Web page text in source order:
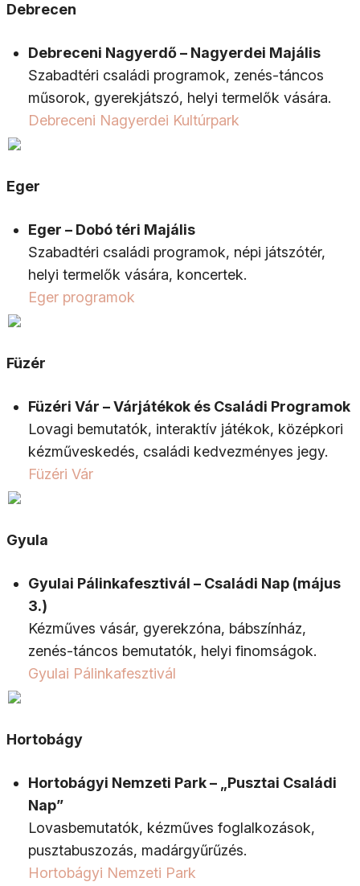
Debrecen
Debreceni Nagyerdő – Nagyerdei Majális
Szabadtéri családi programok, zenés-táncos
műsorok, gyerekjátszó, helyi termelők vására.
Debreceni Nagyerdei Kultúrpark
Eger
Eger – Dobó téri Majális
Szabadtéri családi programok, népi játszótér,
helyi termelők vására, koncertek.
Eger programok
Füzér
Füzéri Vár – Várjátékok és Családi Programok
Lovagi bemutatók, interaktív játékok, középkori
kézműveskedés, családi kedvezményes jegy.
Füzéri Vár
Gyula
Gyulai Pálinkafesztivál – Családi Nap (május
3.)
Kézműves vásár, gyerekzóna, bábszínház,
zenés-táncos bemutatók, helyi finomságok.
Gyulai Pálinkafesztivál
Hortobágy
Hortobágyi Nemzeti Park – „Pusztai Családi
Nap”
Lovasbemutatók, kézműves foglalkozások,
pusztabuszozás, madárgyűrűzés.
Hortobágyi Nemzeti Park